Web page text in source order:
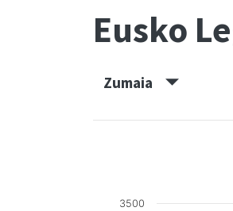
Eusko
Zumaia
3500